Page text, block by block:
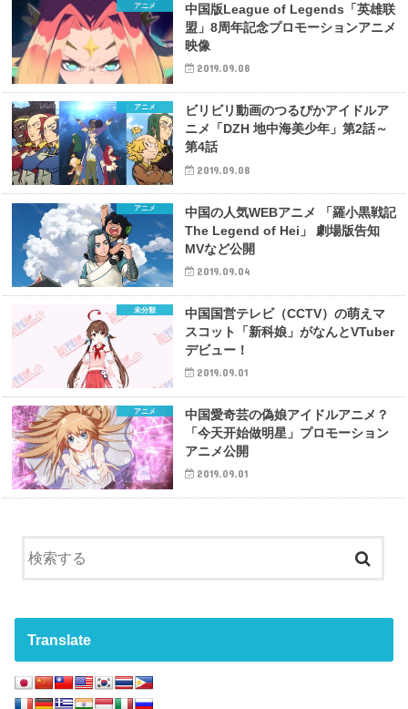
アニメ
中国版League of Legends「英雄联
盟」8周年記念プロモーションアニメ
映像
2019.09.08
アニメ
ビリビリ動画のつるぴかアイドルア
ニメ「DZH 地中海美少年」第2話～
第4話
2019.09.08
アニメ
中国の人気WEBアニメ 「羅小黒戦記
The Legend of Hei」 劇場版告知
MVなど公開
2019.09.04
未分類
中国国営テレビ（CCTV）の萌えマ
スコット「新科娘」がなんとVTuber
デビュー！
2019.09.01
アニメ
中国愛奇芸の偽娘アイドルアニメ？
「今天开始做明星」プロモーション
アニメ公開
2019.09.01
Translate